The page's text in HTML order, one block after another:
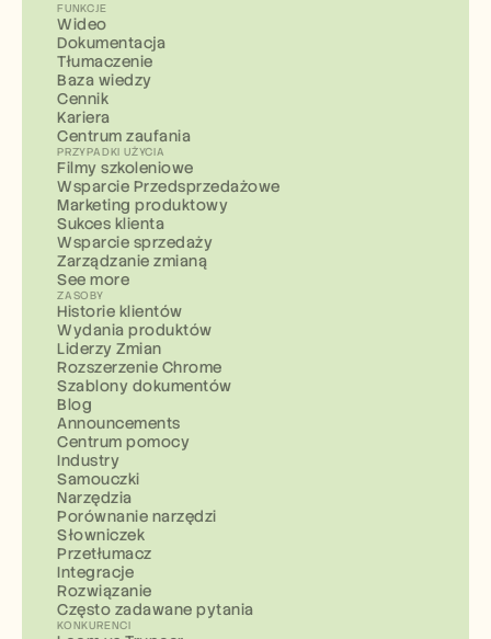
FUNKCJE
Wideo
Dokumentacja
Tłumaczenie
Baza wiedzy
Cennik
Kariera
Centrum zaufania
PRZYPADKI UŻYCIA
Filmy szkoleniowe
Wsparcie Przedsprzedażowe
Marketing produktowy
Sukces klienta
Wsparcie sprzedaży
Zarządzanie zmianą
See more
ZASOBY
Historie klientów
Wydania produktów
Liderzy Zmian
Rozszerzenie Chrome
Szablony dokumentów
Blog
Announcements
Centrum pomocy
Industry
Samouczki
Narzędzia
Porównanie narzędzi
Słowniczek
Przetłumacz
Integracje
Rozwiązanie
Często zadawane pytania
KONKURENCI